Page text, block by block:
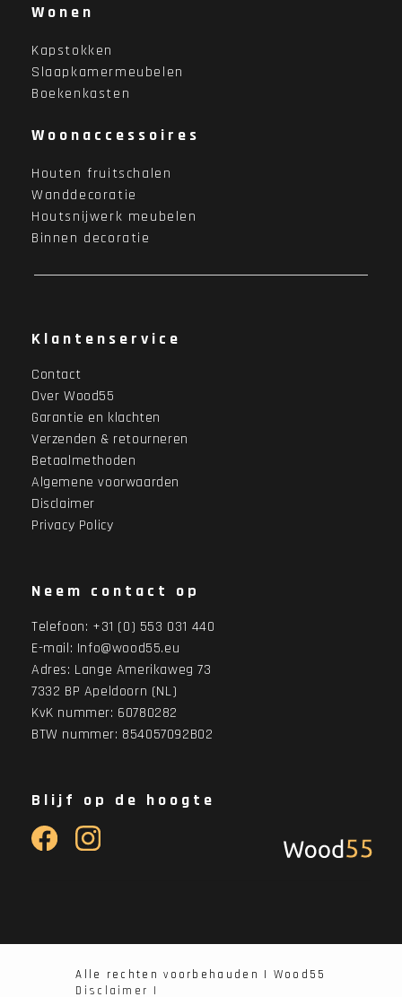
Wonen
Kapstokken
Slaapkamermeubelen
Boekenkasten
Woonaccessoires
Houten fruitschalen
Wanddecoratie
Houtsnijwerk meubelen
Binnen decoratie
Klantenservice
Contact
Over Wood55
Garantie en klachten
Verzenden & retourneren
Betaalmethoden
Algemene voorwaarden
Disclaimer
Privacy Policy
Neem contact op
Telefoon: +31 (0) 553 031 440
E-mail: Info@wood55.eu
Adres: Lange Amerikaweg 73
7332 BP Apeldoorn (NL)
KvK nummer: 60780282
BTW nummer: 854057092B02
Blijf op de hoogte
Alle rechten voorbehauden | Wood55
Disclaimer |